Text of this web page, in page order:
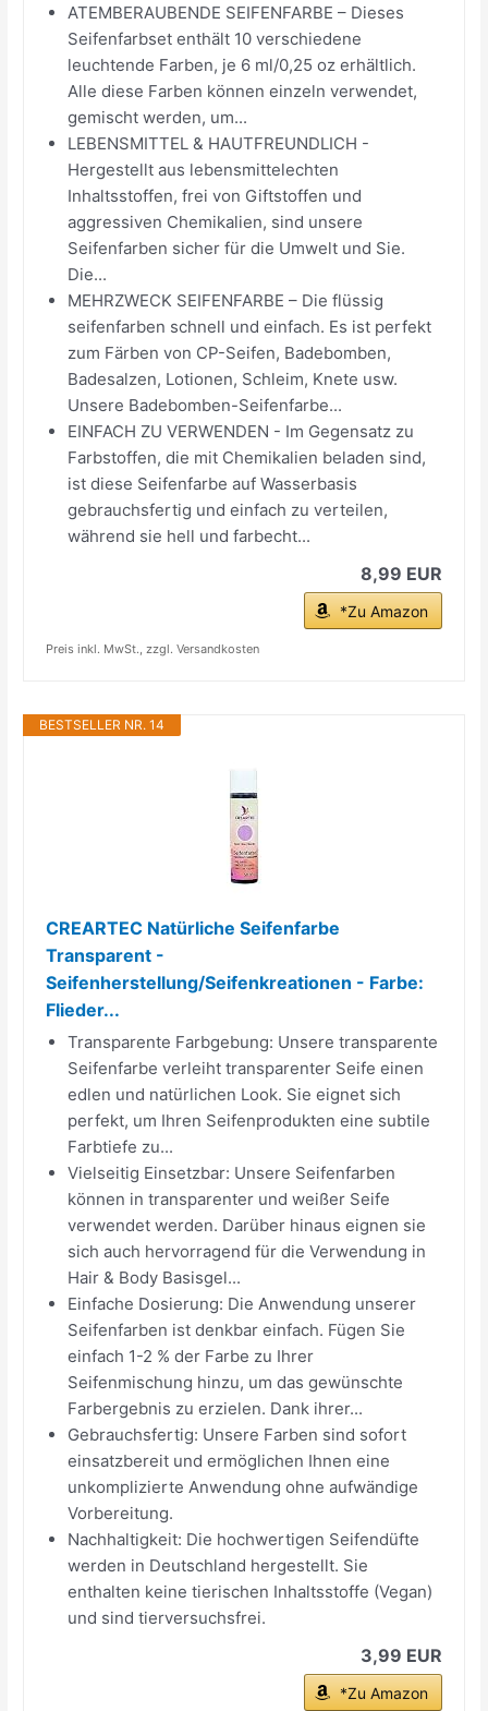
ATEMBERAUBENDE SEIFENFARBE – Dieses
Seifenfarbset enthält 10 verschiedene
leuchtende Farben, je 6 ml/0,25 oz erhältlich.
Alle diese Farben können einzeln verwendet,
gemischt werden, um...
LEBENSMITTEL & HAUTFREUNDLICH -
Hergestellt aus lebensmittelechten
Inhaltsstoffen, frei von Giftstoffen und
aggressiven Chemikalien, sind unsere
Seifenfarben sicher für die Umwelt und Sie.
Die...
MEHRZWECK SEIFENFARBE – Die flüssig
seifenfarben schnell und einfach. Es ist perfekt
zum Färben von CP-Seifen, Badebomben,
Badesalzen, Lotionen, Schleim, Knete usw.
Unsere Badebomben-Seifenfarbe...
EINFACH ZU VERWENDEN - Im Gegensatz zu
Farbstoffen, die mit Chemikalien beladen sind,
ist diese Seifenfarbe auf Wasserbasis
gebrauchsfertig und einfach zu verteilen,
während sie hell und farbecht...
8,99 EUR
*Zu Amazon
Preis inkl. MwSt., zzgl. Versandkosten
BESTSELLER NR. 14
CREARTEC Natürliche Seifenfarbe
Transparent -
Seifenherstellung/Seifenkreationen - Farbe:
Flieder...
Transparente Farbgebung: Unsere transparente
Seifenfarbe verleiht transparenter Seife einen
edlen und natürlichen Look. Sie eignet sich
perfekt, um Ihren Seifenprodukten eine subtile
Farbtiefe zu...
Vielseitig Einsetzbar: Unsere Seifenfarben
können in transparenter und weißer Seife
verwendet werden. Darüber hinaus eignen sie
sich auch hervorragend für die Verwendung in
Hair & Body Basisgel...
Einfache Dosierung: Die Anwendung unserer
Seifenfarben ist denkbar einfach. Fügen Sie
einfach 1-2 % der Farbe zu Ihrer
Seifenmischung hinzu, um das gewünschte
Farbergebnis zu erzielen. Dank ihrer...
Gebrauchsfertig: Unsere Farben sind sofort
einsatzbereit und ermöglichen Ihnen eine
unkomplizierte Anwendung ohne aufwändige
Vorbereitung.
Nachhaltigkeit: Die hochwertigen Seifendüfte
werden in Deutschland hergestellt. Sie
enthalten keine tierischen Inhaltsstoffe (Vegan)
und sind tierversuchsfrei.
3,99 EUR
*Zu Amazon